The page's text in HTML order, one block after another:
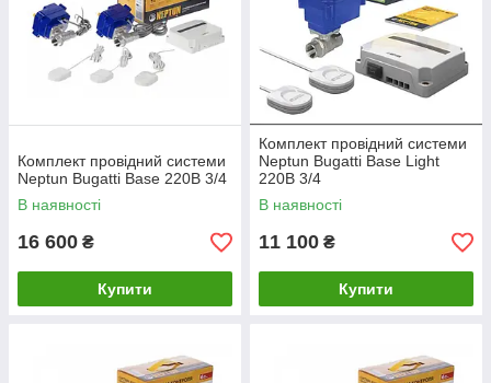
Комплект провідний системи
Neptun Bugatti Base 220B 3/4
В наявності
16 600 ₴
Купити
Комплект провідний системи
Neptun Bugatti Base Light
220В 3/4
В наявності
11 100 ₴
Купити